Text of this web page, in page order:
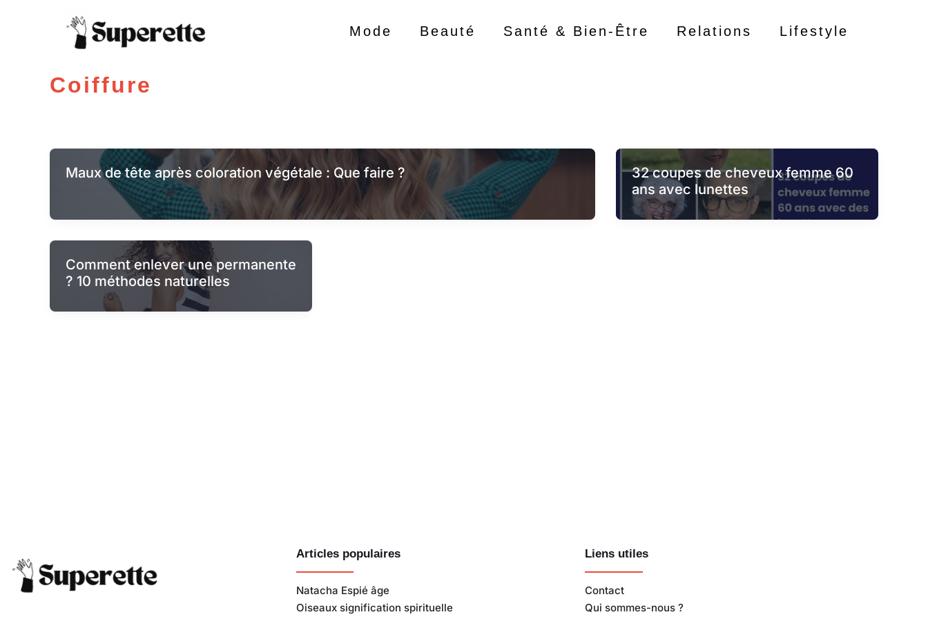
Mode Beauté Santé & Bien-Être Relations Lifestyle
Coiffure
Maux de tête après coloration végétale : Que faire ?
32 coupes de cheveux femme 60
ans avec lunettes
Comment enlever une permanente
? 10 méthodes naturelles
Articles populaires
Natacha Espié âge
Oiseaux signification spirituelle
Liens utiles
Contact
Qui sommes-nous ?